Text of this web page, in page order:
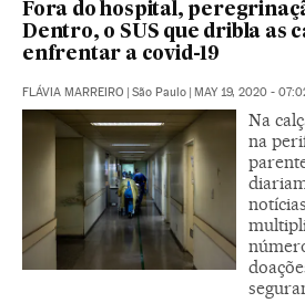
Fora do hospital,
Dentro, o SUS que dribla as
enfrentar a covid-19
FLÁVIA MARREIRO | São Paulo | MAY 19, 2020 -
Na
na